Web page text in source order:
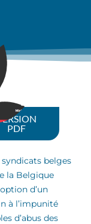
PDF
belges
la Belgique
d’un
à l’impunité
d’abus des